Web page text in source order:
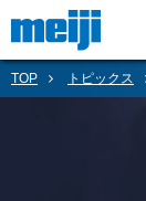
TOP トピックス